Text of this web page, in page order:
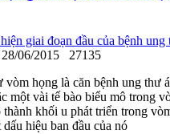
28/06/2015 27135
vòm họng là căn bệnh ung thư
một vài tế bào biểu mô trong
thành khối u phát triển trong
hiệu ban đầu của nó